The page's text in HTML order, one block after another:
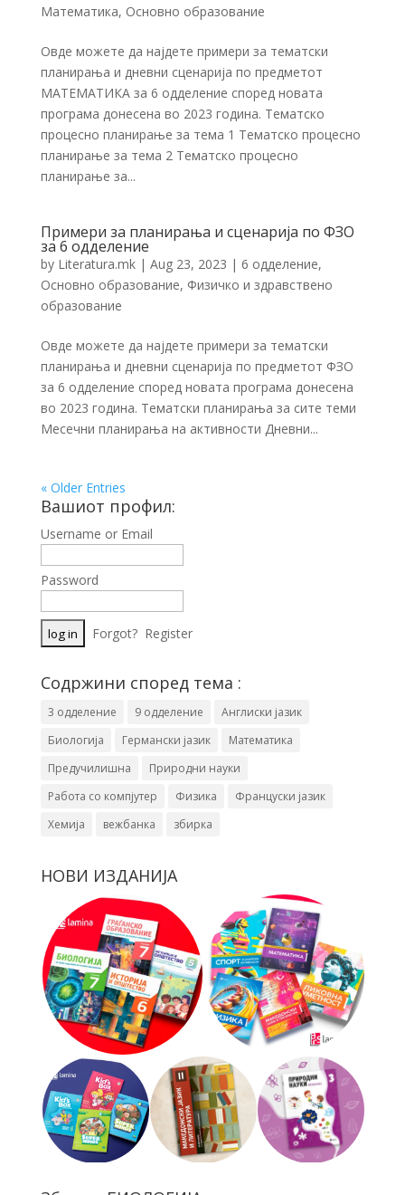
Математика, Основно образование
Овде можете да најдете примери за тематски
планирања и дневни сценарија по предметот
МАТЕМАТИКА за 6 одделение според новата
програма донесена во 2023 година. Тематско
процесно планирање за тема 1 Тематско процесно
планирање за тема 2 Тематско процесно
планирање за...
Примери за планирања и сценарија по ФЗО
за 6 одделение
by Literatura.mk| Aug 23, 2023 | 6 одделение,
Основно образование, Физичко и здравствено
образование
Овде можете да најдете примери за тематски
планирања и дневни сценарија по предметот ФЗО
за 6 одделение според новата програма донесена
во 2023 година. Тематски планирања за сите теми
Месечни планирања на активности Дневни...
« Older Entries
Вашиот профил:
Username or Email
Password
Forgot? Register
Содржини според тема :
3 одделение 9 одделение
Англиски јазик
Биологија
Германски јазик
Математика
Предучилишна
Природни науки
Работа со компјутер
Физика
Француски јазик
Хемија
вежбанка збирка
НОВИ ИЗДАНИЈА